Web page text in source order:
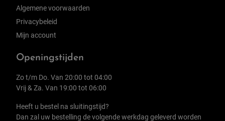
Algemene voorwaarden
Privacybeleid
Mijn account
Openingstijden
Zo t/m Do. Van 20:00 tot 04:00
Vrij & Za. Van 19:00 tot 06:00
Heeft u bestel na sluitingstijd?
Dan zal uw bestelling de volgende werkdag geleverd worden